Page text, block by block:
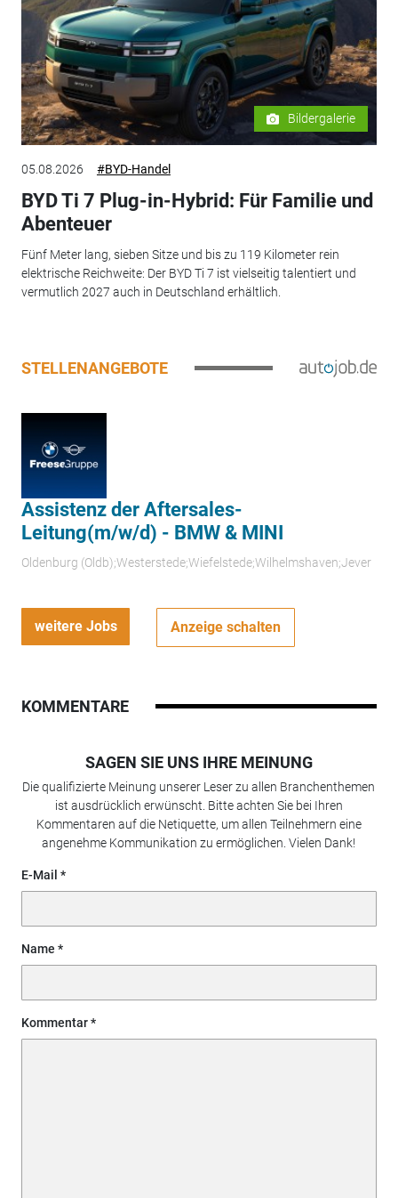
Bildergalerie
05.08.2026 #BYD-Handel
BYD Ti 7 Plug-in-Hybrid: Für Familie und
Abenteuer
Fünf Meter lang, sieben Sitze und bis zu 119 Kilometer rein
elektrische Reichweite: Der BYD Ti 7 ist vielseitig talentiert und
vermutlich 2027 auch in Deutschland erhältlich.
STELLENANGEBOTE
Assistenz der Aftersales-
Leitung(m/w/d) - BMW & MINI
Oldenburg (Oldb);Westerstede;Wiefelstede;Wilhelmshaven;Jever
weitere Jobs Anzeige schalten
KOMMENTARE
SAGEN SIE UNS IHRE MEINUNG
Die qualifizierte Meinung unserer Leser zu allen Branchenthemen
ist ausdrücklich erwünscht. Bitte achten Sie bei Ihren
Kommentaren auf die Netiquette, um allen Teilnehmern eine
angenehme Kommunikation zu ermöglichen. Vielen Dank!
E-Mail
Name
Kommentar